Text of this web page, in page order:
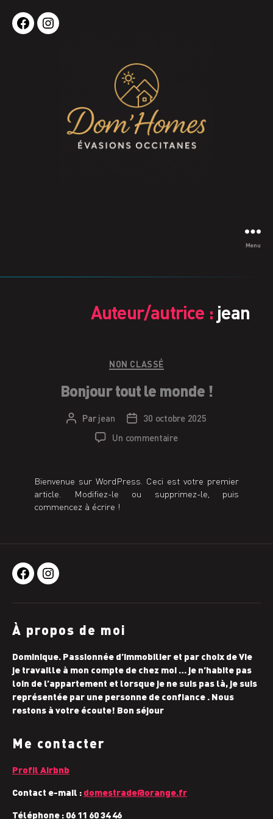
FacebookInstagram
Menu
Auteur/autrice : jean
Catégories
NON CLASSÉ
Bonjour tout le monde !
Auteur
l’article
Par jean
Date30 octobre 2025
Un commentairesur
le
monde !
Bienvenue sur WordPress. Ceci est votre premier
article. Modifiez-le ou supprimez-le, puis
commencez à écrire !
FacebookInstagram
À propos de moi
Dominique. Passionnée d’immobilier et par choix de Vie
je travaille à mon compte de chez moi … je n’habite pas
loin de l’appartement et lorsque je ne suis pas là, je suis
représentée par une personne de confiance . Nous
restons à votre écoute! Bon séjour
Me contacter
Profil Airbnb
Contact e-mail : domestrade@orange.fr
Téléphone : 06 11 60 34 46